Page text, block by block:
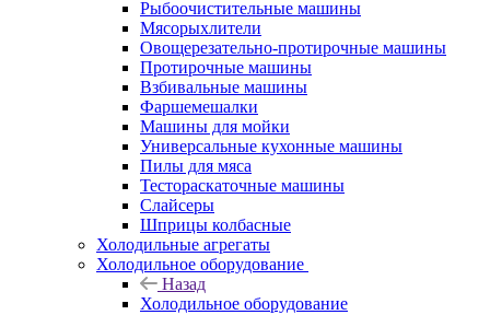
Рыбоочистительные машины
Мясорыхлители
Овощерезательно-протирочные машины
Протирочные машины
Взбивальные машины
Фаршемешалки
Машины для мойки
Универсальные кухонные машины
Пилы для мяса
Тестораскаточные машины
Слайсеры
Шприцы колбасные
Холодильные агрегаты
Холодильное оборудование
Назад
Холодильное оборудование